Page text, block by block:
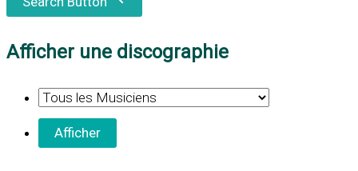
Afficher une discographie